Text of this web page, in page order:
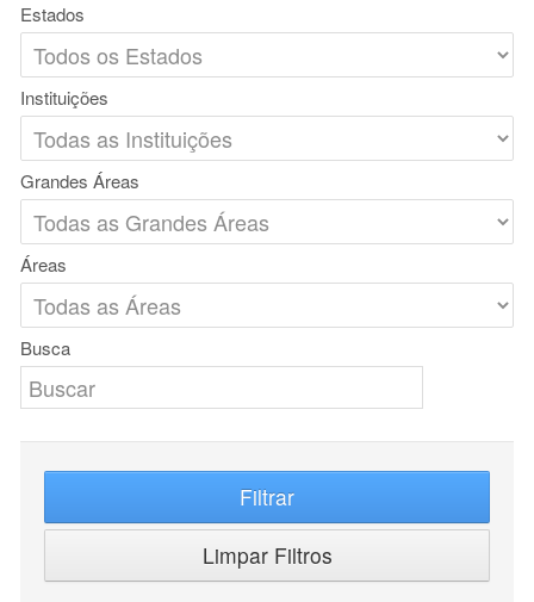
Estados
Instituições
Grandes Áreas
Áreas
Busca
Filtrar
Limpar Filtros